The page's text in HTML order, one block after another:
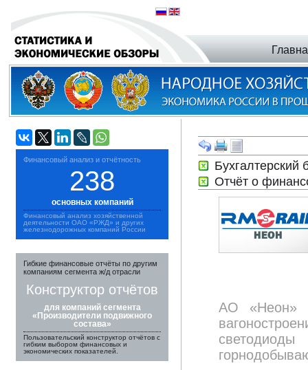
Финансовый анализ и отчётность
238
основных компаний
Финансовый анализ хозяйственной
деятельности ОАО «РЖД» и других
железнодорожных компаний России
Гибкие финансовые отчёты по другим
компаниям сегмента ж/д отрасли
Конструктор отчётов
для компаний сегмента
«Производители подвижного
состава»
Пользовательский конструктор отчётов с
гибким выбором финансовых и
экономических показателей.
Отчёт о
АО «Неон»